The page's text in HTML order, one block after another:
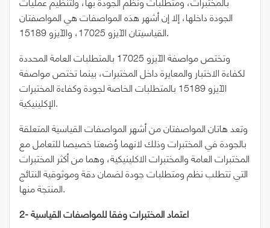
الجودة داخلها، إلا إن أشهر هذه المواصفات هي المواصفتان
القياسيتان الآيزو 17025، والآيزو 15189.
وتختص مواصفة الآيزو 17025 بالمتطلبات العامة المحددة
لكفاءة الاختبار والمعايرة داخل المختبرات، بينما تختص مواصفة
الآيزو 15189 بالمتطلبات الخاصة لجودة وكفاءة المختبرات
الإكلينيكية.
وتعد هاتان المواصفتان من أشهر المواصفات القياسية المتعلقة
بالجودة في المختبرات وذلك لانهما وُضعتا خصيصا للتعامل مع
المختبرات العامة والمختبرات الاكلينيكية، وهما من أكثر المختبرات
التي تتطلب نظم ومتطلبات جودة لضمان دقة وموثوقية النتائج
المنتجة منها.
2-اعتماد المختبرات وفقا للمواصفات القياسية